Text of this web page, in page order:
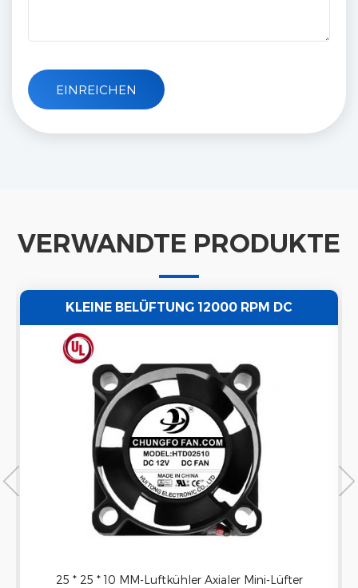
VERWANDTE PRODUKTE
KLEINE BELÜFTUNG 12000 RPM DC
25 * 25 * 10 MM-Luftkühler Axialer Mini-Lüfter